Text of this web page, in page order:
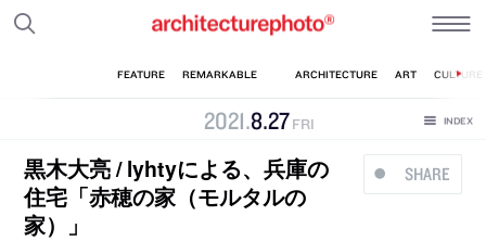
2021.8.27 FRI
SHARE
黒木大亮 / lyhtyによる、兵庫の
住宅「赤穂の家（モルタルの
家）」